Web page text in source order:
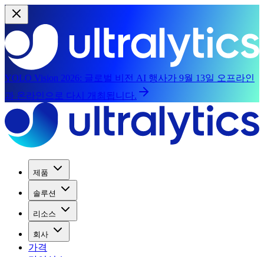
YOLO Vision 2026: 글로벌 비전 AI 행사가 9월 13일 오프라인
과 온라인으로 다시 개최됩니다.
제품
솔루션
리소스
회사
가격